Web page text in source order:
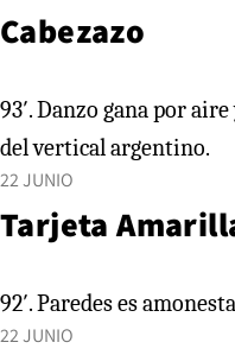
Cabezazo
93′. Danzo gana por aire y ese balón se va a un metro
del vertical argentino.
22 JUNIO
Tarjeta
92′. Paredes es
22 JUNIO